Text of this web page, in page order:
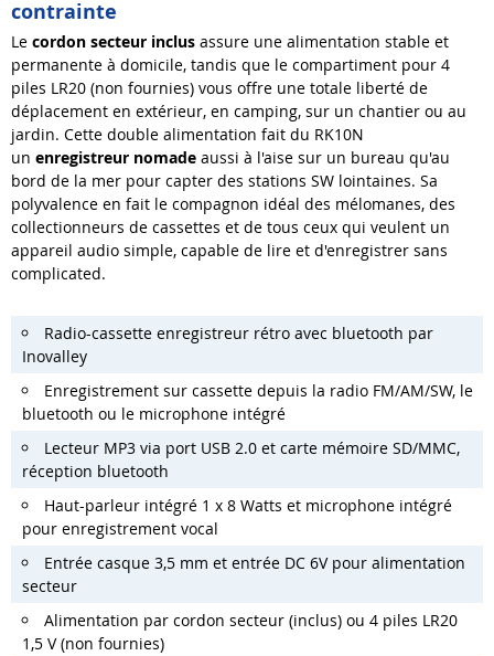
contrainte
Le cordon secteur inclus assure une alimentation stable et
permanente à domicile, tandis que le compartiment pour 4
piles LR20 (non fournies) vous offre une totale liberté de
déplacement en extérieur, en camping, sur un chantier ou au
jardin. Cette double alimentation fait du RK10N
un enregistreur nomade aussi à l'aise sur un bureau qu'au
bord de la mer pour capter des stations SW lointaines. Sa
polyvalence en fait le compagnon idéal des mélomanes, des
collectionneurs de cassettes et de tous ceux qui veulent un
appareil audio simple, capable de lire et d'enregistrer sans
complicated.
Radio-cassette enregistreur rétro avec bluetooth par
Inovalley
Enregistrement sur cassette depuis la radio FM/AM/SW, le
bluetooth ou le microphone intégré
Lecteur MP3 via port USB 2.0 et carte mémoire SD/MMC,
réception bluetooth
Haut-parleur intégré 1 x 8 Watts et microphone intégré
pour enregistrement vocal
Entrée casque 3,5 mm et entrée DC 6V pour alimentation
secteur
Alimentation par cordon secteur (inclus) ou 4 piles LR20
1,5 V (non fournies)